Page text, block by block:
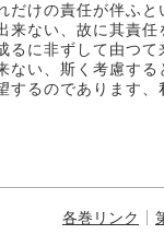
だけの責任が伴ふ
来ない、故に其責
るに非ずして由つ
ない、斯く考慮す
するのであります
各巻リンク